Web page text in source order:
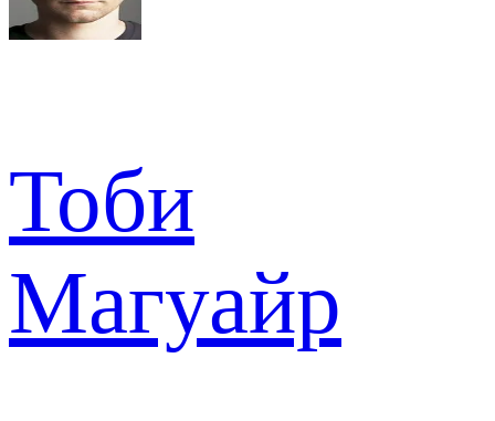
Тоби
Магуайр